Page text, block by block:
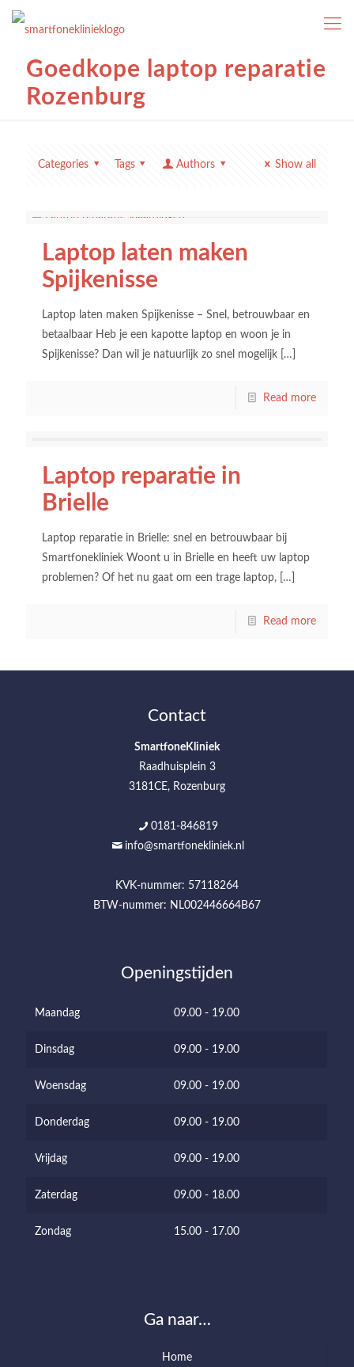
Goedkope laptop reparatie
Rozenburg
Categories Tags Authors Show all
Laptop laten maken
Spijkenisse
Laptop laten maken Spijkenisse – Snel, betrouwbaar en
betaalbaar Heb je een kapotte laptop en woon je in
Spijkenisse? Dan wil je natuurlijk zo snel mogelijk […]
Read more
Laptop reparatie in
Brielle
Laptop reparatie in Brielle: snel en betrouwbaar bij
Smartfonekliniek Woont u in Brielle en heeft uw laptop
problemen? Of het nu gaat om een trage laptop, […]
Read more
Contact
SmartfoneKliniek
Raadhuisplein 3
3181CE, Rozenburg
0181-846819
info@smartfonekliniek.nl
KVK-nummer: 57118264
BTW-nummer: NL002446664B67
Openingstijden
Maandag 09.00 - 19.00
Dinsdag 09.00 - 19.00
Woensdag 09.00 - 19.00
Donderdag 09.00 - 19.00
Vrijdag 09.00 - 19.00
Zaterdag 09.00 - 18.00
Zondag 15.00 - 17.00
Ga naar…
Home